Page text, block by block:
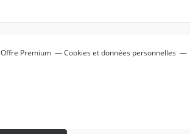
Offre Premium
Cookies et données personnelles